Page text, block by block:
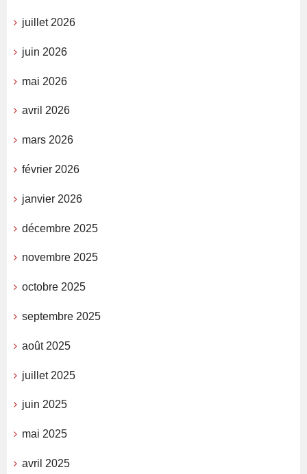
juillet 2026
juin 2026
mai 2026
avril 2026
mars 2026
février 2026
janvier 2026
décembre 2025
novembre 2025
octobre 2025
septembre 2025
août 2025
juillet 2025
juin 2025
mai 2025
avril 2025